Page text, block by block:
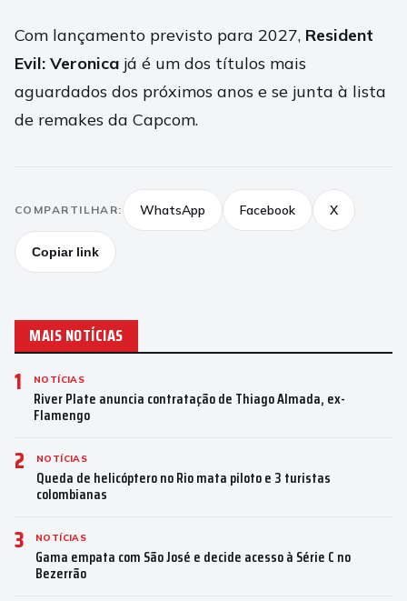
Com lançamento previsto para 2027, Resident
Evil: Veronica já é um dos títulos mais
aguardados dos próximos anos e se junta à lista
de remakes da Capcom.
COMPARTILHAR: WhatsApp Facebook X
Copiar link
MAIS NOTÍCIAS
1 NOTÍCIAS
River Plate anuncia contratação de Thiago Almada, ex-
Flamengo
2 NOTÍCIAS
Queda de helicóptero no Rio mata piloto e 3 turistas
colombianas
3 NOTÍCIAS
Gama empata com São José e decide acesso à Série C no
Bezerrão